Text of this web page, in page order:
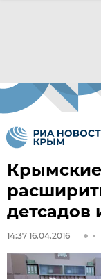
Крымские
детсадов
14:37 16.04.2016